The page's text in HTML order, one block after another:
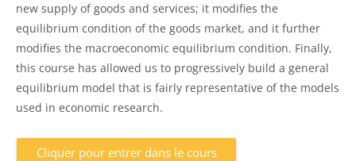
new supply of goods and services; it modifies the
equilibrium condition of the goods market, and it further
modifies the macroeconomic equilibrium condition. Finally,
this course has allowed us to progressively build a general
equilibrium model that is fairly representative of the models
used in economic research.
Cliquer pour entrer dans le cours